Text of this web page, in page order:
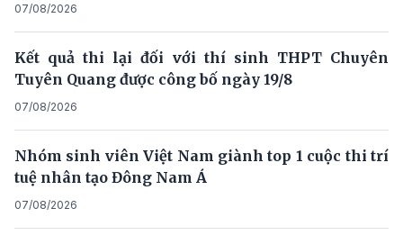
07/08/2026
Kết quả thi lại đối với thí sinh THPT Chuyên
Tuyên Quang được công bố ngày 19/8
07/08/2026
Nhóm sinh viên Việt Nam giành top 1 cuộc thi trí
tuệ nhân tạo Đông Nam Á
07/08/2026